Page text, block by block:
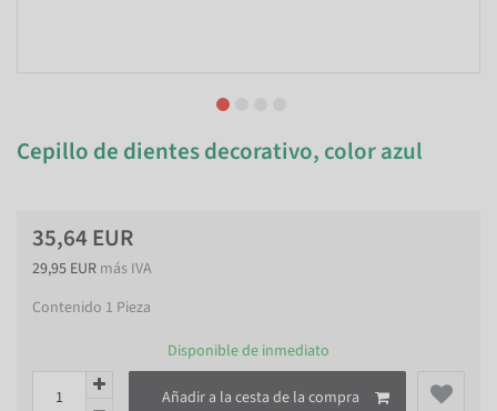
Cepillo de dientes decorativo, color azul
35,64 EUR
29,95 EUR más IVA
Contenido 1 Pieza
Disponible de inmediato
Añadir a la cesta de la compra